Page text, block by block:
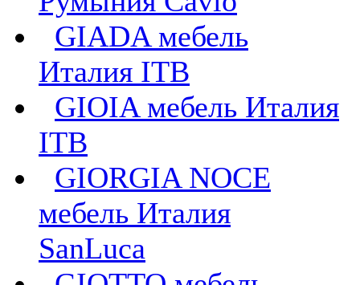
GIADA мебель
Италия ITB
GIOIA мебель Италия
ITB
GIORGIA NOCE
мебель Италия
SanLuca